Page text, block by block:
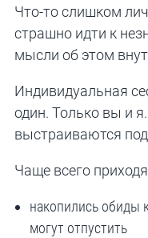
Что-то слишком
страшно идти к
мысли об этом
Индивидуальная
один. Только вы и
выстраиваются
Чаще всего
накопились обиды
могут отпустить